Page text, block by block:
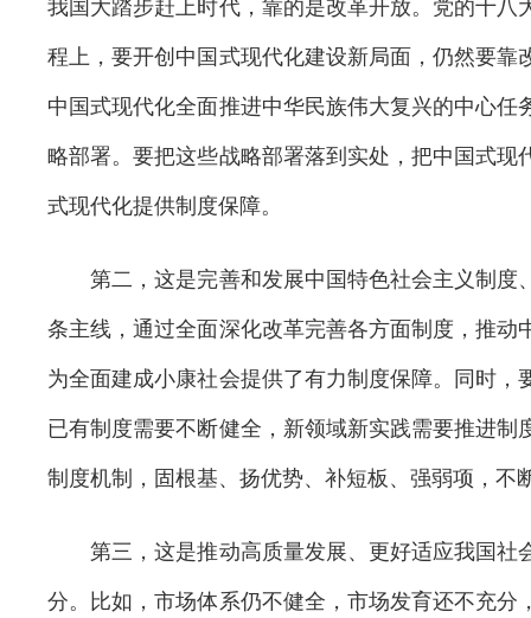
我国大踏步赶上时代，靠的是改革开放。党的十
程上，要开创中国式现代化建设新局面，仍然要
中国式现代化全面推进中华民族伟大复兴的中心
略部署。要把这些战略部署落到实处，把中国式
式现代化提供制度保障。
第二，这是完善和发展中国特色社会主义制度
条主线，通过全面深化改革完善各方面制度，推
为全面建成小康社会提供了有力制度保障。同时
已有制度需要不断健全，新领域新实践需要推进
制度机制，固根基、扬优势、补短板、强弱项，不
第三，这是推动高质量发展、更好适应我国社
分。比如，市场体系仍不健全，市场发育还不充